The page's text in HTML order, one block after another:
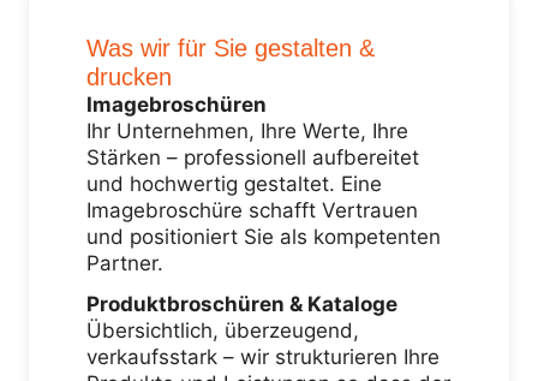
Was wir für Sie gestalten &
drucken
Imagebroschüren
Ihr Unternehmen, Ihre Werte, Ihre
Stärken – professionell aufbereitet
und hochwertig gestaltet. Eine
Imagebroschüre schafft Vertrauen
und positioniert Sie als kompetenten
Partner.
Produktbroschüren & Kataloge
Übersichtlich, überzeugend,
verkaufsstark – wir strukturieren Ihre